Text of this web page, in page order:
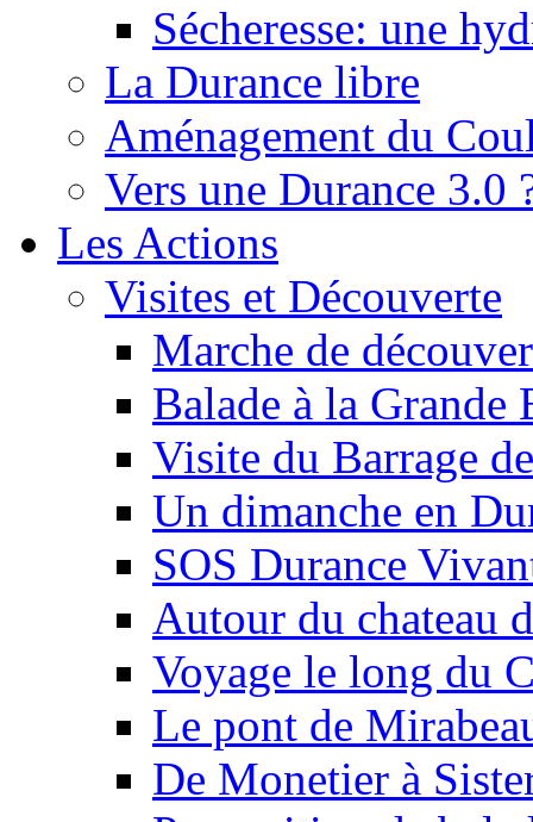
Sécheresse: une
La Durance libre
Aménagement du
Vers une Durance 3.0
Les Actions
Visites et Découverte
Marche de
Balade à la Grande
Visite du Barrage
Un dimanche en
SOS Durance
Autour du chateau
Voyage le long du
Le pont de
De Monetier à